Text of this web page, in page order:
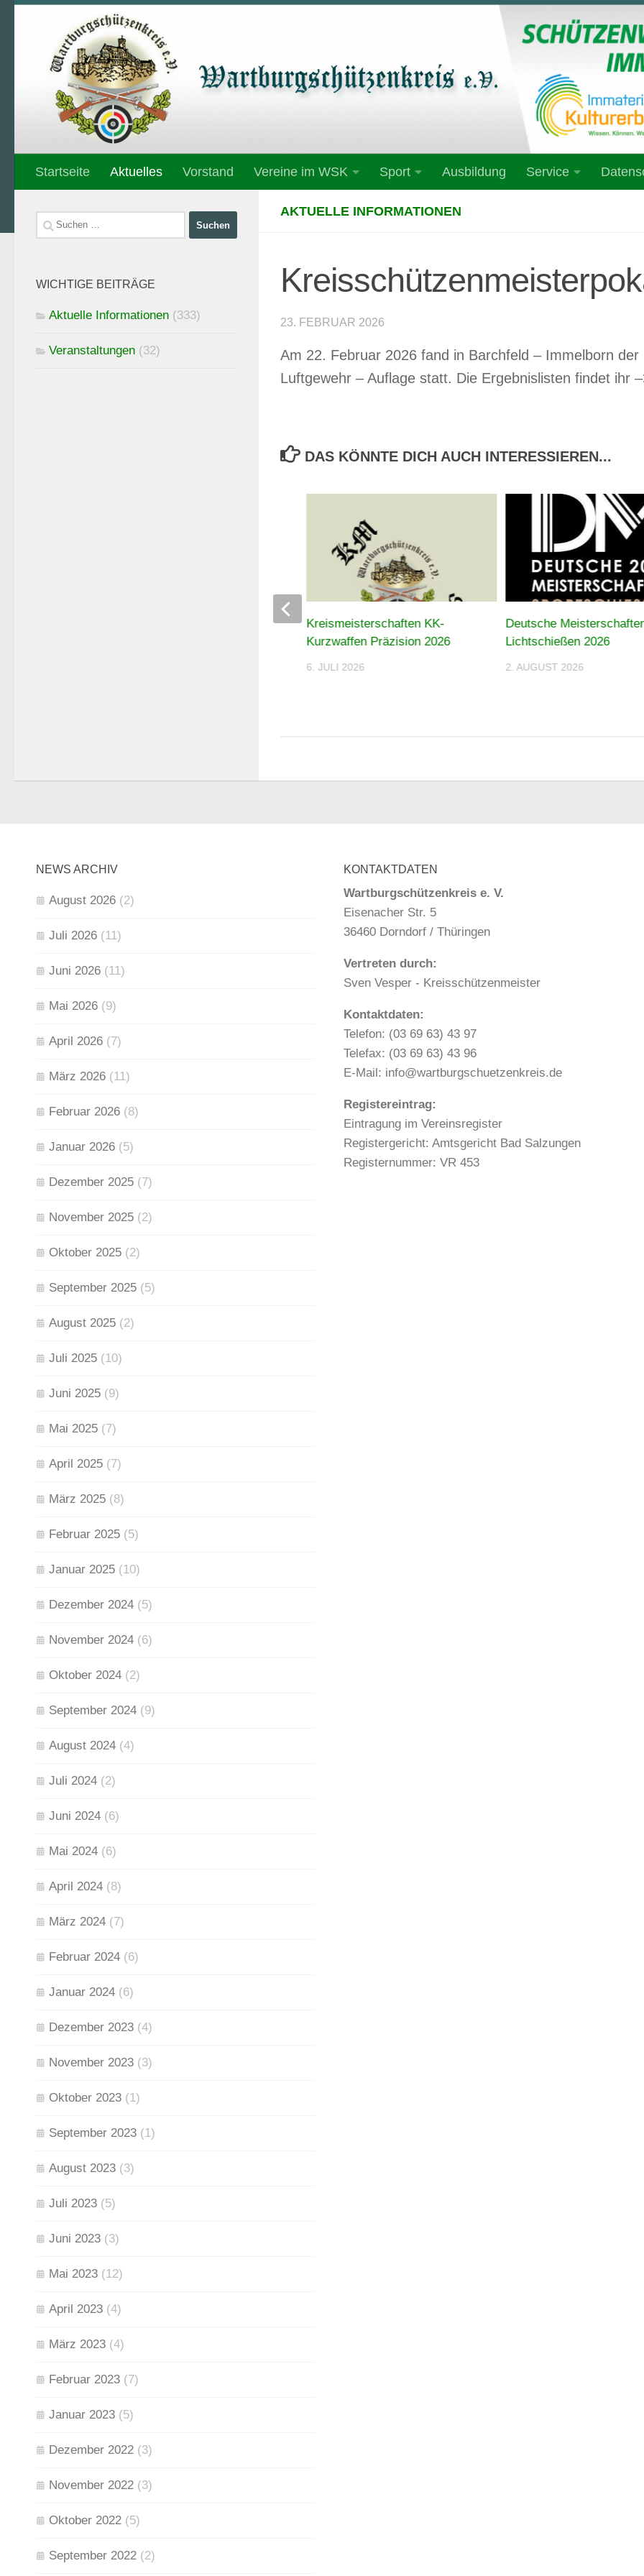
Unter dem Inhalt
Startseite Aktuelles Vorstand Vereine im WSK Sport Ausbildung Service
AKTUELLE INFORMATIONEN
23. FEBRUAR 2026
Am 22. Februar 2026 fand in Barchfeld – Immelborn
Luftgewehr – Auflage statt. Die Ergebnislisten findet ihr
DAS KÖNNTE DICH AUCH INTERESSIEREN...
Deutsche
Lichtschießen 2026
2. AUGUST 2026
Kreismeisterschaften KK-
Kurzwaffen Präzision 2026
6. JULI 2026
Suchen
nach:
WICHTIGE BEITRÄGE
Aktuelle Informationen (333)
Veranstaltungen (32)
NEWS ARCHIV
August 2026 (2)
Juli 2026 (11)
Juni 2026 (11)
Mai 2026 (9)
April 2026 (7)
März 2026 (11)
Februar 2026 (8)
Januar 2026 (5)
Dezember 2025 (7)
November 2025 (2)
Oktober 2025 (2)
September 2025 (5)
August 2025 (2)
Juli 2025 (10)
Juni 2025 (9)
Mai 2025 (7)
April 2025 (7)
März 2025 (8)
Februar 2025 (5)
Januar 2025 (10)
Dezember 2024 (5)
November 2024 (6)
Oktober 2024 (2)
September 2024 (9)
August 2024 (4)
Juli 2024 (2)
Juni 2024 (6)
Mai 2024 (6)
April 2024 (8)
März 2024 (7)
Februar 2024 (6)
Januar 2024 (6)
Dezember 2023 (4)
November 2023 (3)
Oktober 2023 (1)
September 2023 (1)
August 2023 (3)
Juli 2023 (5)
Juni 2023 (3)
Mai 2023 (12)
April 2023 (4)
März 2023 (4)
Februar 2023 (7)
Januar 2023 (5)
Dezember 2022 (3)
November 2022 (3)
Oktober 2022 (5)
September 2022 (2)
KONTAKTDATEN
Wartburgschützenkreis e. V.
Eisenacher Str. 5
36460 Dorndorf / Thüringen
Vertreten durch:
Sven Vesper - Kreisschützenmeister
Kontaktdaten:
Telefon: (03 69 63) 43 97
Telefax: (03 69 63) 43 96
E-Mail: info@wartburgschuetzenkreis.de
Registereintrag:
Eintragung im Vereinsregister
Registergericht: Amtsgericht Bad Salzungen
Registernummer: VR 453